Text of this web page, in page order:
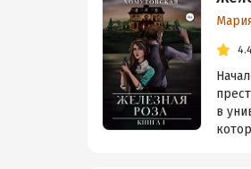
4.4
в